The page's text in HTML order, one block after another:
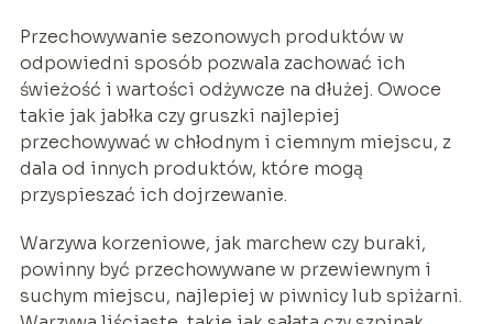
Przechowywanie sezonowych produktów w
odpowiedni sposób pozwala zachować ich
świeżość i wartości odżywcze na dłużej. Owoce
takie jak jabłka czy gruszki najlepiej
przechowywać w chłodnym i ciemnym miejscu, z
dala od innych produktów, które mogą
przyspieszać ich dojrzewanie.
Warzywa korzeniowe, jak marchew czy buraki,
powinny być przechowywane w przewiewnym i
suchym miejscu, najlepiej w piwnicy lub spiżarni.